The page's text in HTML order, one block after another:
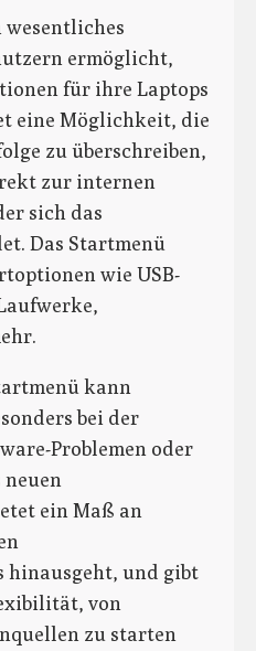
wesentliches
ermöglicht,
für ihre Laptops
eine Möglichkeit, die
zu überschreiben,
zur internen
sich das
Das Startmenü
wie USB-
kann
bei der
Problemen oder
ein Maß an
hinausgeht, und gibt
von
zu starten